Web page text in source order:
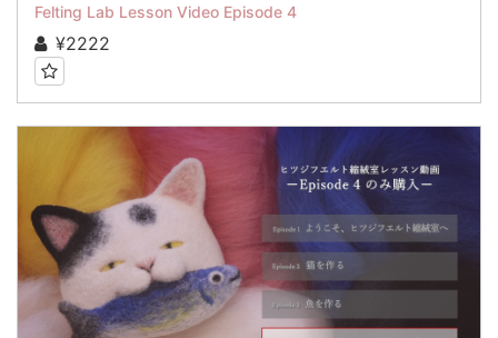
Felting Lab Lesson Video Episode 4
¥2222